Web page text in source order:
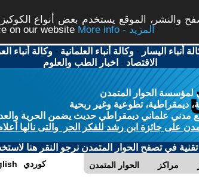
والنشر، الموقع يستخدم بعض أنواع
on our website
More info - المزيد
أنباء اليسار -وكالة أنباء العلمانية -وكالة أنباء
الاقتصاد - اخبار الطب والعلوم
لمؤسسة الحوار المتمدن
ديمقراطية، تطوعية وغير ربحية
علماني ديمقراطي حديث يضمن الحرية
على جائزة ابن رشد للفكر الحر والتى نالها
في تصفح الحوار المتمدن نرجو النقر هنا
الحوار المتمدن مراكز كوردي